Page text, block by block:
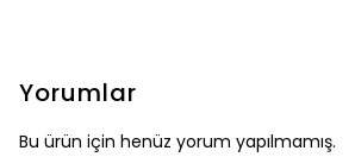
Yorumlar
Bu ürün için henüz yorum yapılmamış.